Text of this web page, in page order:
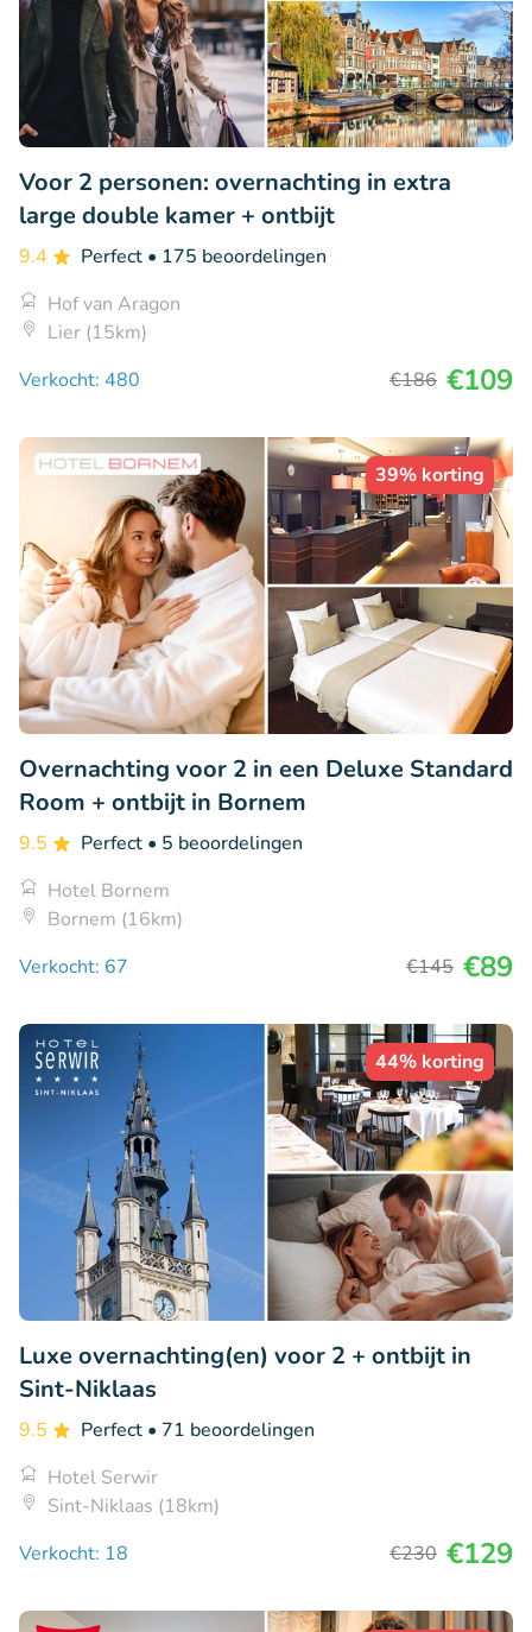
Voor 2 personen: overnachting in extra
large double kamer + ontbijt
9.4 Perfect • 175 beoordelingen
Hof van Aragon
Lier (15km)
Verkocht: 480
€186 €109
39% korting
Overnachting voor 2 in een Deluxe Standard
Room + ontbijt in Bornem
9.5 Perfect • 5 beoordelingen
Hotel Bornem
Bornem (16km)
Verkocht: 67
€145 €89
44% korting
Luxe overnachting(en) voor 2 + ontbijt in
Sint-Niklaas
9.5 Perfect • 71 beoordelingen
Hotel Serwir
Sint-Niklaas (18km)
Verkocht: 18
€230 €129